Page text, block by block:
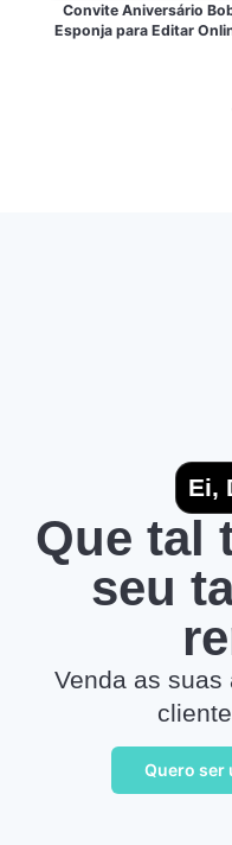
Convite Aniversário
Esponja para Editar
Ei,
Que tal
seu
Venda as suas
Quero ser